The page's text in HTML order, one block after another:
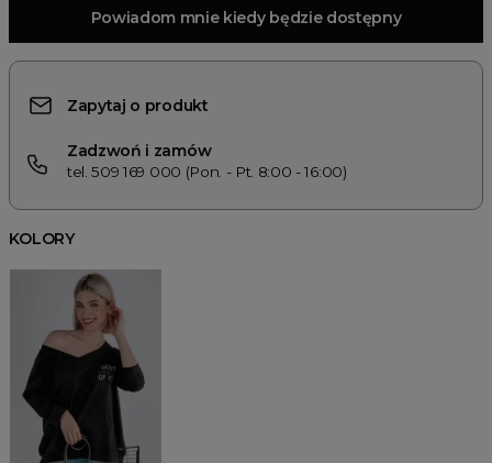
Powiadom mnie kiedy będzie dostępny
Zapytaj o produkt
Zadzwoń i zamów
tel. 509 169 000 (Pon. - Pt. 8:00 - 16:00)
KOLORY